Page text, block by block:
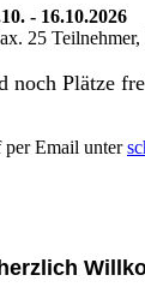
- 16.10.2026
25
noch Plätze
per Email unter